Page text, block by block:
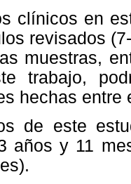
clínicos en
revisados
muestras,
trabajo,
hechas entre
de este
años y 11